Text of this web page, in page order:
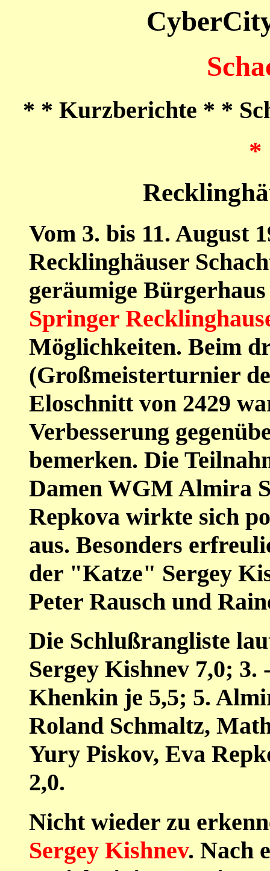
* * Kurzberichte * *
*
Vom 3. bis 11. August
Recklinghäuser
geräumige
Springer
Möglichkeiten. Beim
(Großmeisterturnier
Eloschnitt von 2429
Verbesserung
bemerken. Die
Damen WGM Almira
Repkova wirkte sich
aus. Besonders
der "Katze" Sergey
Peter Rausch und
Die Schlußrangliste
Sergey Kishnev 7,0;
Khenkin je 5,5; 5.
Roland Schmaltz,
Yury Piskov, Eva
2,0.
Nicht wieder zu
Sergey Kishnev. Nach